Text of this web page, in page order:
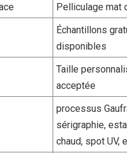
Pelliculage mat
Échantillons
disponibles
Taille
acceptée
processus
sérigraphie,
chaud, spot UV,